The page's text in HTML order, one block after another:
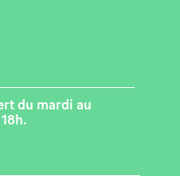
du mardi au